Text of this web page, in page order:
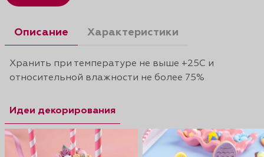
Описание Характеристики
Хранить при температуре не выше +25С и
относительной влажности не более 75%
Идеи декорирования